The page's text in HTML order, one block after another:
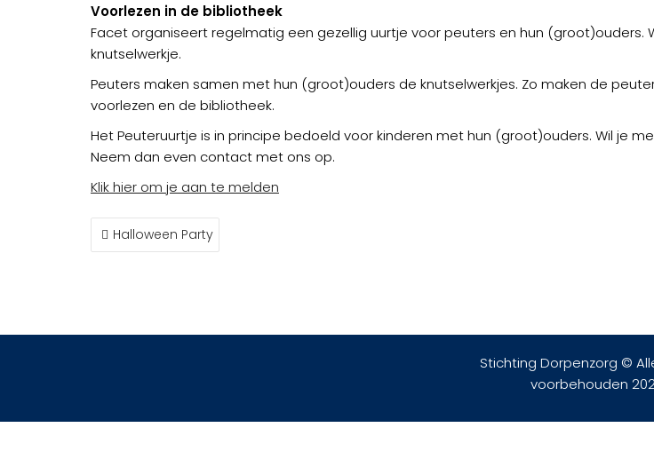
Voorlezen in de bibliotheek
Facet organiseert regelmatig een gezellig uurtje voor peuters en hun (groot)ouders.
knutselwerkje.
Peuters maken samen met hun (groot)ouders de knutselwerkjes. Zo maken de
voorlezen en de bibliotheek.
Het Peuteruurtje is in principe bedoeld voor kinderen met hun (groot)ouders. Wil je
Neem dan even contact met ons op.
Klik hier om je aan te melden
BERICHT
NAVIGATIE
Halloween Party
Stichting Dorpenzorg ©
voorbehouden